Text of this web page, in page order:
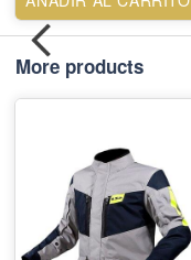
More products